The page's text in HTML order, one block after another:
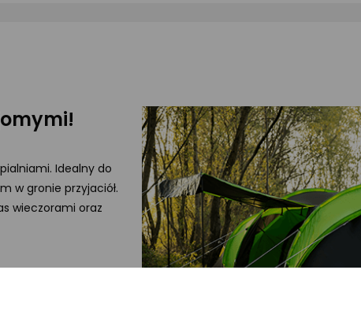
Idealny do
w gronie przyjaciół.
wieczorami oraz